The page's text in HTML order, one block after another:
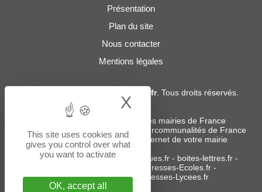
Présentation
Plan du site
Nous contacter
Mentions légales
Adresses-Mairies.fr. Tous droits réservés.
Services :
Liste des adresses e-mails des mairies de France
Liste des adresses e-mails des intercommunalités de France
-Création ou refonte du site internet de votre mairie
Sites partenaires:donneespubliques.fr- boites-lettres.fr-
Adresses-Ecoles.fr -
Adresses-Colleges.fr- Adresses-Lycees.fr
This site uses cookies and
gives you control over what
you want to activate
OK, accept all
X